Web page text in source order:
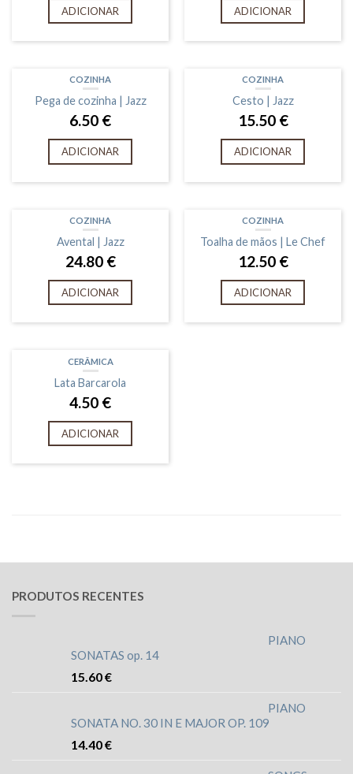
ADICIONAR ADICIONAR
COZINHA
Pega de cozinha | Jazz
6.50 €
ADICIONAR
COZINHA
Cesto | Jazz
15.50 €
ADICIONAR
COZINHA
Avental | Jazz
24.80 €
ADICIONAR
COZINHA
Toalha de mãos | Le Chef
12.50 €
ADICIONAR
CERÂMICA
Lata Barcarola
4.50 €
ADICIONAR
PRODUTOS RECENTES
PIANO
SONATAS op. 14
15.60€
PIANO
SONATA NO. 30 IN E MAJOR OP. 109
14.40€